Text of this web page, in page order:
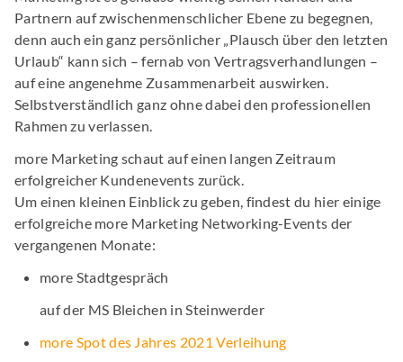
Partnern auf zwischenmenschlicher Ebene zu begegnen,
denn auch ein ganz persönlicher „Plausch über den letzten
Urlaub“ kann sich – fernab von Vertragsverhandlungen –
auf eine angenehme Zusammenarbeit auswirken.
Selbstverständlich ganz ohne dabei den professionellen
Rahmen zu verlassen.
more Marketing schaut auf einen langen Zeitraum
erfolgreicher Kundenevents zurück.
Um einen kleinen Einblick zu geben, findest du hier einige
erfolgreiche more Marketing Networking-Events der
vergangenen Monate:
more Stadtgespräch
auf der MS Bleichen in Steinwerder
more Spot des Jahres 2021 Verleihung